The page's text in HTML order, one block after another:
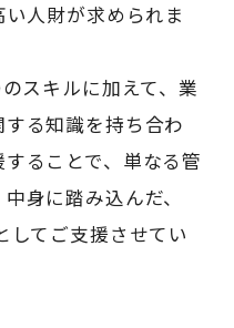
人財が求められま
スキルに加えて、業
る知識を持ち合わ
ることで、単なる管
身に踏み込んだ、
してご支援させてい